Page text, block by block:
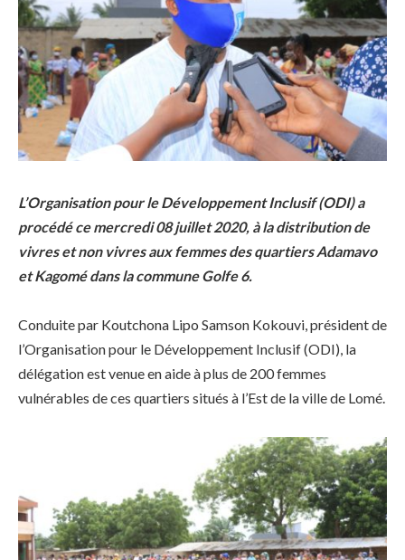
L’Organisation pour le Développement Inclusif (ODI) a
procédé ce mercredi 08 juillet 2020, à la distribution de
vivres et non vivres aux femmes des quartiers Adamavo
et Kagomé dans la commune Golfe 6.
Conduite par Koutchona Lipo Samson Kokouvi, président de
l’Organisation pour le Développement Inclusif (ODI), la
délégation est venue en aide à plus de 200 femmes
vulnérables de ces quartiers situés à l’Est de la ville de Lomé.